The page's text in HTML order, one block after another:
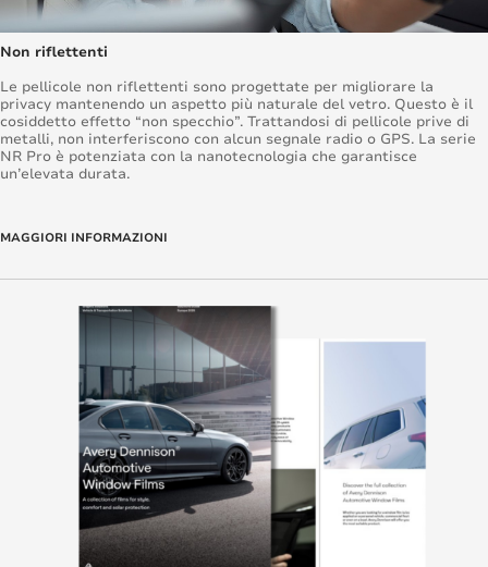
Non riflettenti
Le pellicole non riflettenti sono progettate per migliorare la
privacy mantenendo un aspetto più naturale del vetro. Questo è il
cosiddetto effetto “non specchio”. Trattandosi di pellicole prive di
metalli, non interferiscono con alcun segnale radio o GPS. La serie
NR Pro è potenziata con la nanotecnologia che garantisce
un’elevata durata.
MAGGIORI INFORMAZIONI